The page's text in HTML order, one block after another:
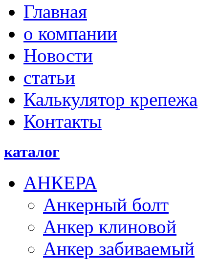
Главная
о компании
Новости
статьи
Калькулятор крепежа
Контакты
каталог
АНКЕРА
Анкерный болт
Анкер клиновой
Анкер забиваемый